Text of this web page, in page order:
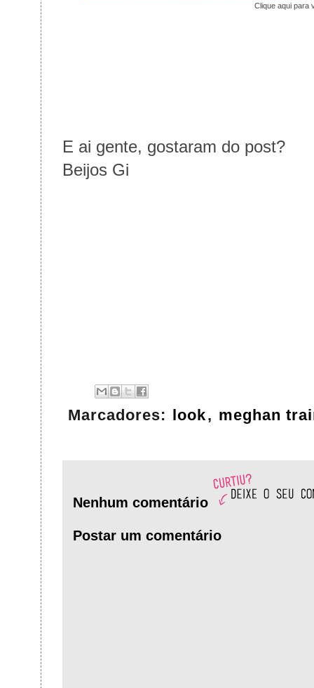
Clique aqui para
E ai gente, gostaram do post?
Beijos Gi
Marcadores: look, meghan
Nenhum comentário
Postar um comentário